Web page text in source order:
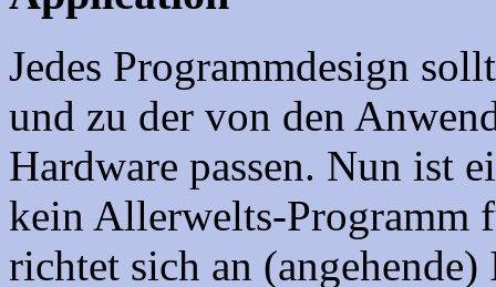
Jedes Programmdesign
und zu der von den
Hardware passen. Nun ist
kein Allerwelts-Programm
richtet sich an